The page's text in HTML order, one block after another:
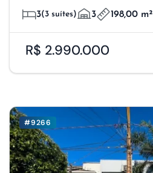
3(3 suítes) 3 198,00 m²
R$ 2.990.000
#9266